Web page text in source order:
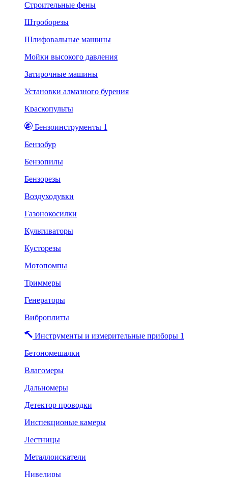
Строительные фены
Штроборезы
Шлифовальные машины
Мойки высокого давления
Затирочные машины
Установки алмазного бурения
Краскопульты
Бензоинструменты 1
Бензобур
Бензопилы
Бензорезы
Воздуходувки
Газонокосилки
Культиваторы
Кусторезы
Мотопомпы
Триммеры
Генераторы
Виброплиты
Инструменты и измерительные приборы 1
Бетономешалки
Влагомеры
Дальномеры
Детектор проводки
Инспекционые камеры
Лестницы
Металлоискатели
Нивелиры